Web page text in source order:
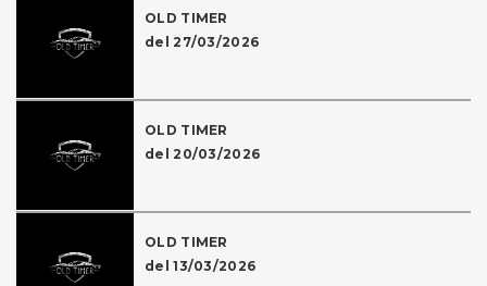
OLD TIMER
del 27/03/2026
OLD TIMER
del 20/03/2026
OLD TIMER
del 13/03/2026